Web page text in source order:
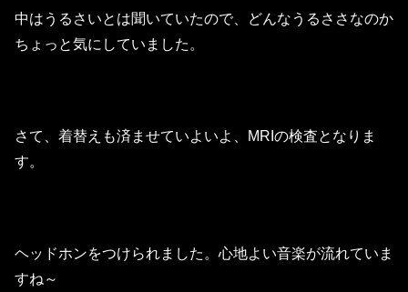
中はうるさいとは聞いていたので、どんなうるささなのか
ちょっと気にしていました。
さて、着替えも済ませていよいよ、MRIの検査となりま
す。
ヘッドホンをつけられました。心地よい音楽が流れていま
すね～